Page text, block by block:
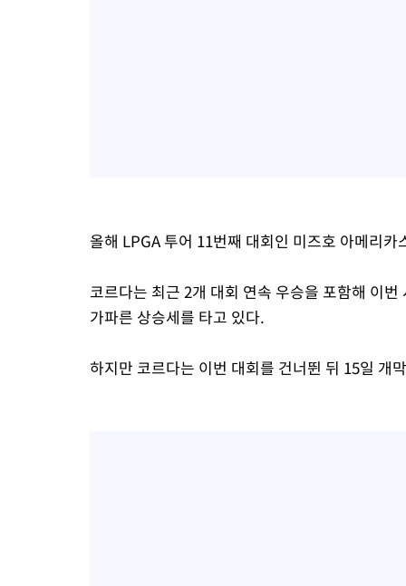
올해 LPGA 투어 11번째 대회인 미즈호 아메리
코르다는 최근 2개 대회 연속 우승을 포함해 이
가파른 상승세를 타고 있다.
하지만 코르다는 이번 대회를 건너뛴 뒤 15일 개